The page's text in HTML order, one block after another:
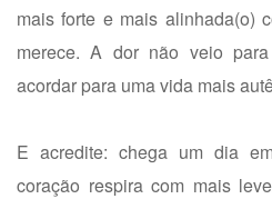
mais forte e mais alinhada(o)
merece. A dor não veio
acordar para uma vida mais
E acredite: chega um dia
coração respira com mais